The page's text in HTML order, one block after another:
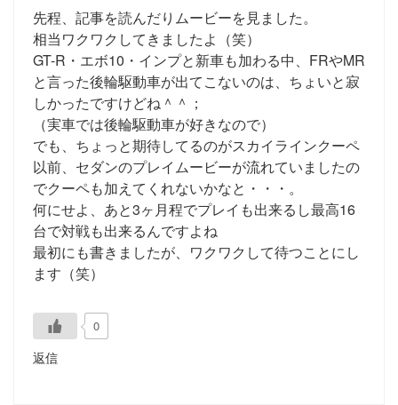
先程、記事を読んだりムービーを見ました。
相当ワクワクしてきましたよ（笑）
GT-R・エボ10・インプと新車も加わる中、FRやMR
と言った後輪駆動車が出てこないのは、ちょいと寂
しかったですけどね＾＾；
（実車では後輪駆動車が好きなので）
でも、ちょっと期待してるのがスカイラインクーペ
以前、セダンのプレイムービーが流れていましたの
でクーペも加えてくれないかなと・・・。
何にせよ、あと3ヶ月程でプレイも出来るし最高16
台で対戦も出来るんですよね
最初にも書きましたが、ワクワクして待つことにし
ます（笑）
0
返信